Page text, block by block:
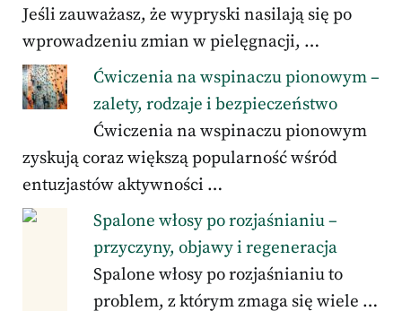
Jeśli zauważasz, że wypryski nasilają się po
wprowadzeniu zmian w pielęgnacji, …
Ćwiczenia na wspinaczu pionowym –
zalety, rodzaje i bezpieczeństwo
Ćwiczenia na wspinaczu pionowym
zyskują coraz większą popularność wśród
entuzjastów aktywności …
Spalone włosy po rozjaśnianiu –
przyczyny, objawy i regeneracja
Spalone włosy po rozjaśnianiu to
problem, z którym zmaga się wiele …